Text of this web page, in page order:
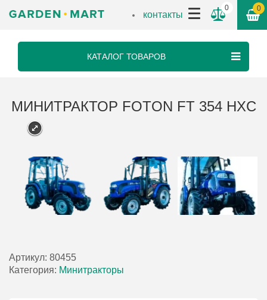
контакты
0 0
КАТАЛОГ ТОВАРОВ
МИНИТРАКТОР FOTON FT 354 HXС
Артикул: 80455
Категория: Минитракторы